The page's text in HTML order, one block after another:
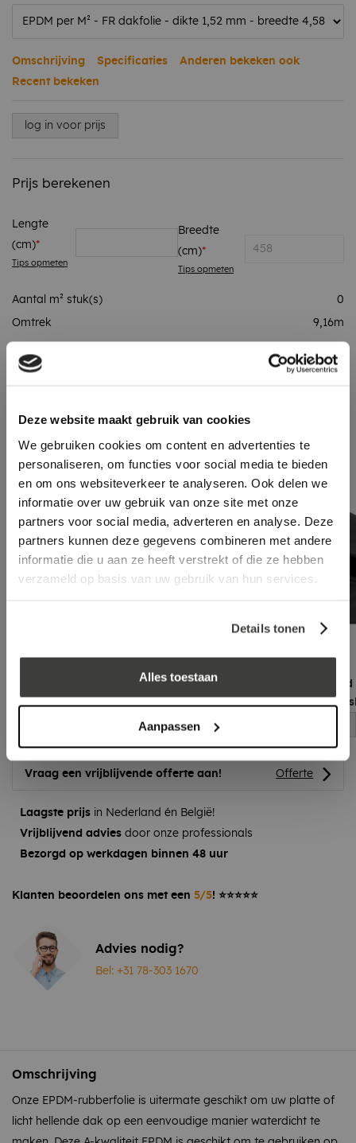
Deze website maakt gebruik van cookies
We gebruiken cookies om content en advertenties te
personaliseren, om functies voor social media te bieden
en om ons websiteverkeer te analyseren. Ook delen we
informatie over uw gebruik van onze site met onze
partners voor social media, adverteren en analyse. Deze
partners kunnen deze gegevens combineren met andere
informatie die u aan ze heeft verstrekt of die ze hebben
verzameld op basis van uw gebruik van hun services.
Details tonen
Alles toestaan
Aanpassen
Omschrijving Specificaties
Anderen bekeken ook
Recent bekeken
log in voor prijs
Prijs berekenen
Lengte
(cm)
Tips opmeten
Breedte
(cm)
Tips opmeten
Aantal m² stuk(s) 0
Omtrek 9,16m
Totaalprijs log in voor prijs
Aanbevolen accessoires
EPDM stadsuitloop 90˚ 60 x 80
x 300mm, incl. EPDM flap
Dakdoorvoer rond
63 mm met EPDM
Vraag een vrijblijvende offerte aan! Offerte
Laagste prijs in Nederland én België!
Vrijblijvend advies door onze professionals
Bezorgd op werkdagen binnen 48 uur
Klanten beoordelen ons met een 5/5! ⭐⭐⭐⭐⭐
Advies nodig?
Bel: +31 78-303 1670
Omschrijving
Onze EPDM-rubberfolie is uitermate geschikt om uw platte of
licht hellende dak op een eenvoudige manier waterdicht te